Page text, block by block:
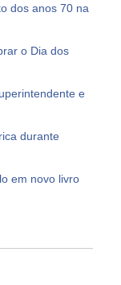
dos anos 70 na
o Dia dos
e
durante
em novo livro